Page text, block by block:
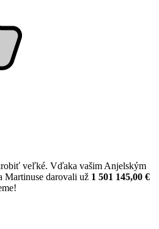
veľké. Vďaka vašim Anjelským
Martinuse darovali už 1 501 145,00 €